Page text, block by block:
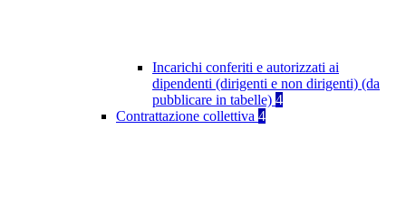
Incarichi conferiti e autorizzati ai
dipendenti (dirigenti e non dirigenti) (da
pubblicare in tabelle) 4
Contrattazione collettiva 4